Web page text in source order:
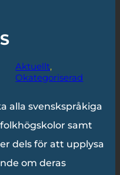
Aktuellt
Okategoriserad
alla svenskspråkiga
samt
dels för att upplysa
om deras